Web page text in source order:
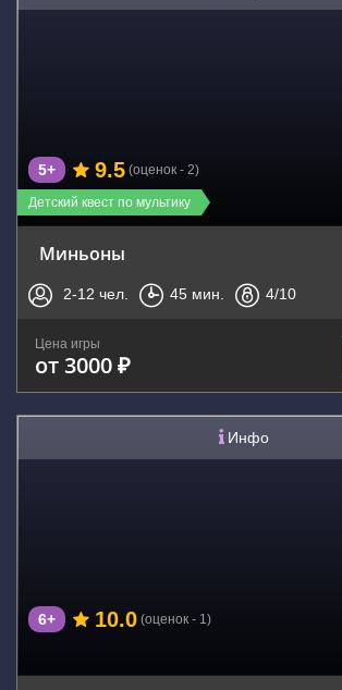
Детский квест по мультику
5+ 9.5 (оценок - 2)
Миньоны
2-12 чел. 45 мин. 4/10
Цена игры
от 3000 ₽
Инфо
6+ 10.0 (оценок - 1)